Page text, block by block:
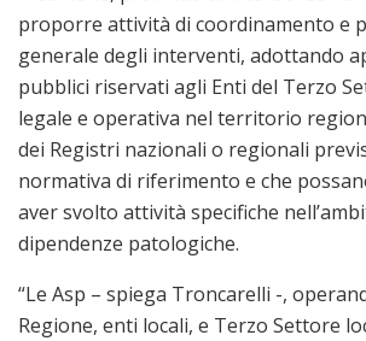
proporre attività di coordinamento e
generale degli interventi, adottando
pubblici riservati agli Enti del Terzo
legale e operativa nel territorio
dei Registri nazionali o regionali
normativa di riferimento e che
aver svolto attività specifiche
dipendenze patologiche.
“Le Asp – spiega Troncarelli -,
Regione, enti locali, e Terzo Settore